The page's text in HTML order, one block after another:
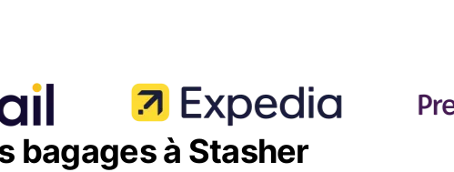
bagages à Stasher